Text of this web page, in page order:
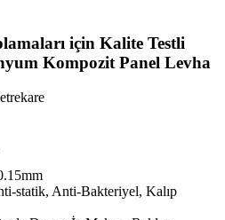
için Kalite Testli
Kompozit Panel Levha
statik, Anti-Bakteriyel, Kalıp